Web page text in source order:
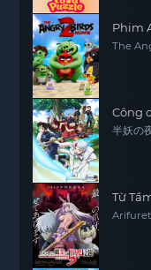
Phim
The
Công
半妖の
Từ